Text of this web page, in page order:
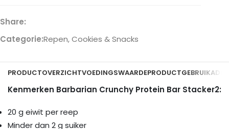
Share:
Categorie:Repen, Cookies & Snacks
PRODUCTOVERZICHTVOEDINGSWAARDEPRODUCTGEBRUIK
Kenmerken Barbarian Crunchy Protein Bar Stacker2:
20 g eiwit per reep
Minder dan 2 g suiker